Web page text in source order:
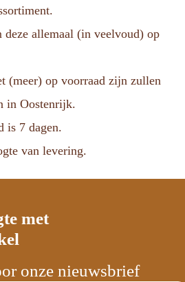
allemaal (in veelvoud) op
(meer) op voorraad zijn zullen
in Oostenrijk.
is 7 dagen.
van levering.
met
onze nieuwsbrief